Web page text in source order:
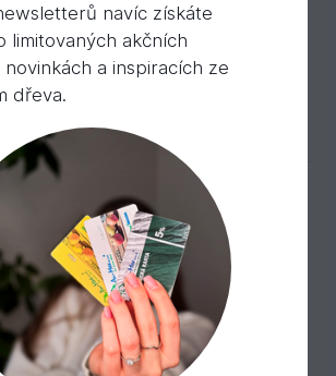
Skladem 10 m²
1 675, 85 Kč/ m2
navíc získáte
limitovaných akčních
a inspiracích ze
dřeva.